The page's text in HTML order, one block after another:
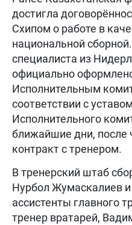
достигла
Схипом о работе в
национальной
специалиста из
официально
Исполнительным
соответствии с
Исполнительного
ближайшие дни, после
контракт с тренером.
В тренерский штаб
Нурбол Жумаскалиев
ассистенты главного
тренер вратарей,